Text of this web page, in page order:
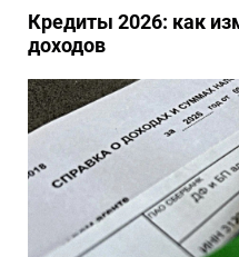
Кредиты 2026: как
доходов